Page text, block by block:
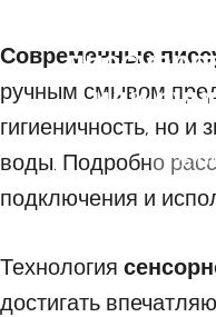
или
26
Современные
ручным смывом
гигиеничность, но
воды. Подробно
подключения и
Технология
достигать